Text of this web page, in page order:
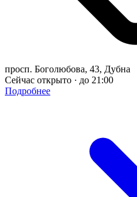
просп. Боголюбова, 43, Дубна
Сейчас открыто · до 21:00
Подробнее